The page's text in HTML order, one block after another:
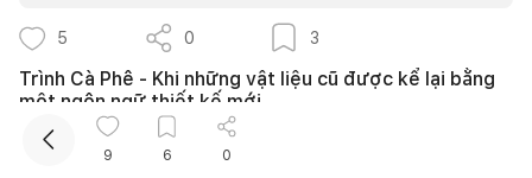
5 0 3
Trình Cà Phê - Khi những vật liệu cũ được kể lại bằng
một ngôn ngữ thiết kế mới
S2studio
9 6 0